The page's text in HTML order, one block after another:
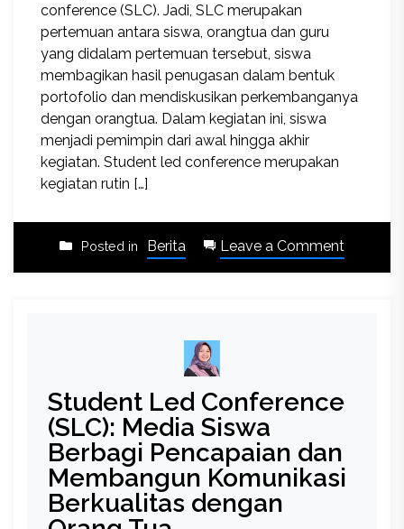
conference (SLC). Jadi, SLC merupakan
pertemuan antara siswa, orangtua dan guru
yang didalam pertemuan tersebut, siswa
membagikan hasil penugasan dalam bentuk
portofolio dan mendiskusikan perkembanganya
dengan orangtua. Dalam kegiatan ini, siswa
menjadi pemimpin dari awal hingga akhir
kegiatan. Student led conference merupakan
kegiatan rutin […]
Posted in Berita Leave a Comment
Student Led Conference
(SLC): Media Siswa
Berbagi Pencapaian dan
Membangun Komunikasi
Berkualitas dengan